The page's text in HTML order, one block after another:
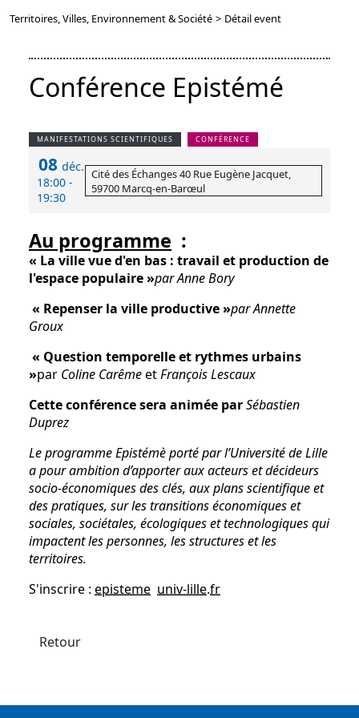
Territoires, Villes, Environnement & Société > Détail event
Conférence Epistémé
MANIFESTATIONS SCIENTIFIQUES CONFÉRENCE
08 déc.
18:00 -
19:30
Cité des Échanges 40 Rue Eugène Jacquet,
59700 Marcq-en-Barœul
Au programme :
« La ville vue d'en bas : travail et production de
l'espace populaire »par Anne Bory
« Repenser la ville productive »par Annette
Groux
« Question temporelle et rythmes urbains
»par Coline CarêmeetFrançois Lescaux
Cette conférence sera animée parSébastien
Duprez
Le programme Epistémè porté par l’Université de Lille
a pour ambition d’apporter aux acteurs et décideurs
socio-économiques des clés, aux plans scientifique et
des pratiques, sur les transitions économiques et
sociales, sociétales, écologiques et technologiques qui
impactent les personnes, les structures et les
territoires.
S'inscrire : episteme univ-lille.fr
Retour